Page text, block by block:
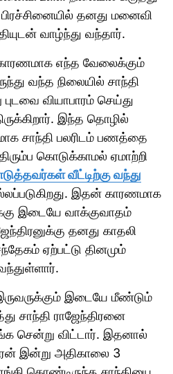
பிரச்சினையில் தனது மனைவி
வாழ்ந்து வந்தார்.
காரணமாக எந்த வேலைக்கும்
வந்த நிலையில் சாந்தி
வியாபாரம் செய்து
இந்த தொழில்
சாந்தி பலரிடம் பணத்தை
கொடுக்காமல் ஏமாற்றி
வீட்டிற்கு வந்து
இதன் காரணமாக
இடையே வாக்குவாதம்
தனது காதலி
ஏற்பட்டு தினமும்
இடையே மீண்டும்
சாந்தி ராஜேந்திரனை
சென்று விட்டார். இதனால்
இன்று அதிகாலை 3